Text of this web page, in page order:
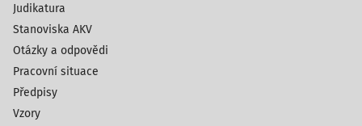
Judikatura
Stanoviska AKV
Otázky a odpovědi
Pracovní situace
Předpisy
Vzory